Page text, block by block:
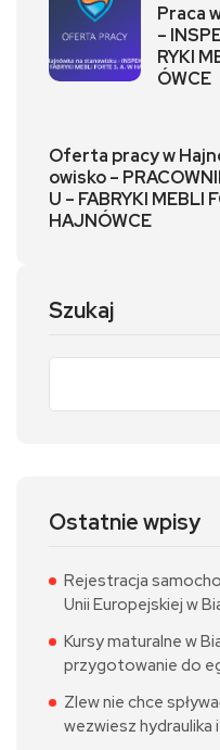
Praca
–
RYKI
ÓWCE
Oferta pracy w
owisko –
U – FABRYKI MEBLI
HAJNÓWCE
Szukaj
Ostatnie wpisy
Rejestracja
Unii Europejskiej w
Kursy maturalne w
przygotowanie do
Zlew nie chce
wezwiesz hydraulika